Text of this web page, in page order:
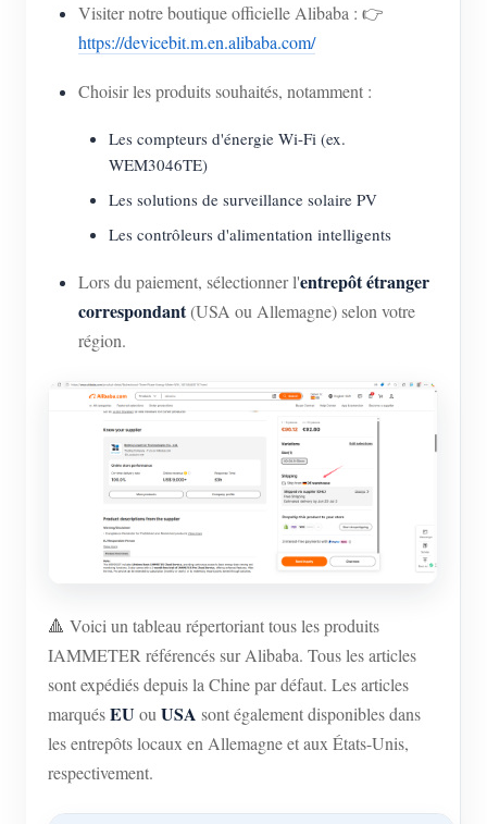
Visiter notre boutique officielle Alibaba : 👉
https://devicebit.m.en.alibaba.com/
Choisir les produits souhaités, notamment :
Les compteurs d'énergie Wi-Fi (ex.
WEM3046TE)
Les solutions de surveillance solaire PV
Les contrôleurs d'alimentation intelligents
Lors du paiement, sélectionner l'entrepôt étranger
correspondant(USA ou Allemagne) selon votre
région.
🔺 Voici un tableau répertoriant tous les produits
IAMMETER référencés sur Alibaba. Tous les articles
sont expédiés depuis la Chine par défaut. Les articles
marquésEU ou USA sont également disponibles dans
les entrepôts locaux en Allemagne et aux États-Unis,
respectivement.